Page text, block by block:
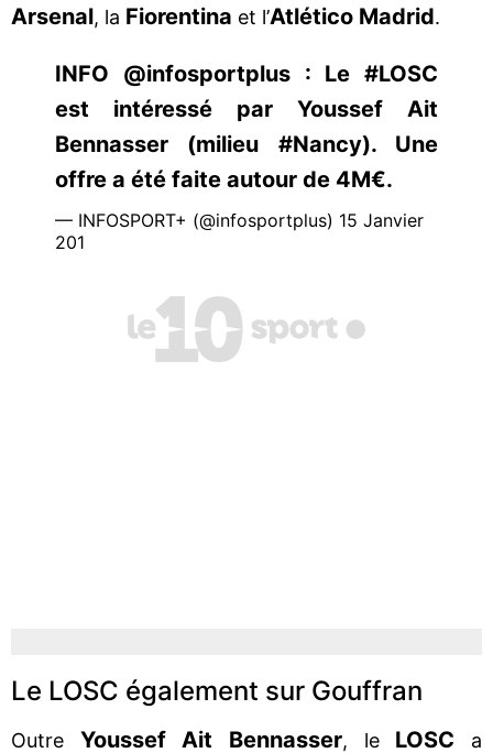
Arsenal, la Fiorentina et l’Atlético Madrid.
INFO @infosportplus : Le #LOSC
est intéressé par Youssef Ait
Bennasser (milieu #Nancy). Une
offre a été faite autour de 4M€.
— INFOSPORT+ (@infosportplus) 15 Janvier
201
Le LOSC également sur Gouffran
Outre Youssef Ait Bennasser, le LOSC a